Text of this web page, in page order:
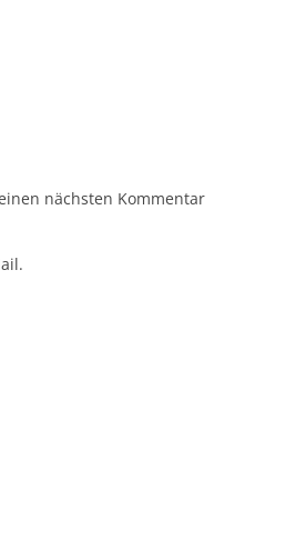
nächsten Kommentar